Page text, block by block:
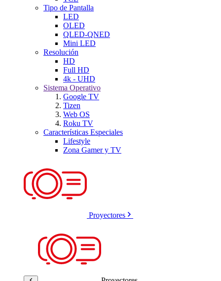
Tipo de Pantalla
LED
OLED
QLED-QNED
Mini LED
Resolución
HD
Full HD
4k - UHD
Sistema Operativo
Google TV
Tizen
Web OS
Roku TV
Características Especiales
Lifestyle
Zona Gamer y TV
Proyectores